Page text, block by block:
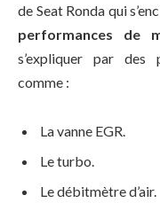
de Seat Ronda qui
performances de
s’expliquer par des
comme :
La vanne EGR.
Le turbo.
Le débitmètre d’air.